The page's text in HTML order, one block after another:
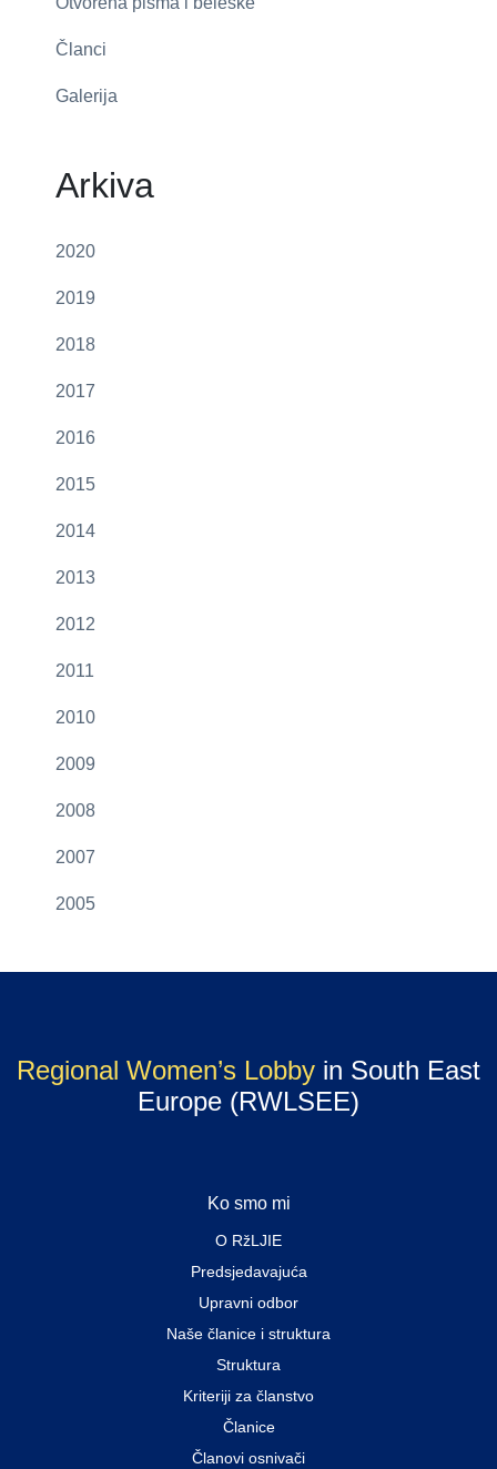
Članci
Galerija
Arkiva
2020
2019
2018
2017
2016
2015
2014
2013
2012
2011
2010
2009
2008
2007
2005
Regional Women’s Lobby in South East
Europe (RWLSEE)
Ko smo mi
O RžLJIE
Predsjedavajuća
Upravni odbor
Naše članice i struktura
Struktura
Kriteriji za članstvo
Članice
Članovi osnivači